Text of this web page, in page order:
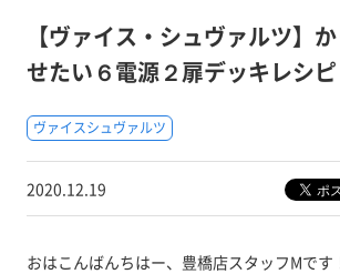
【ヴァイス・シュヴァルツ】
せたい６電源２扉デッキレシピ
ヴァイスシュヴァルツ
2020.12.19
おはこんばんちはー、豊橋店スタッフMです